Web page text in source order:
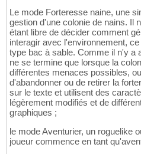
Le mode Forteresse naine, une
gestion d'une colonie de nains. Il
étant libre de décider comment
interagir avec l'environnement,
type bac à sable. Comme il n'y a
ne se termine que lorsque la
différentes menaces possibles,
d'abandonner ou de retirer la
sur le texte et utilisent des
légèrement modifiés et de
graphiques ;
le mode Aventurier, un roguelike
joueur commence en tant